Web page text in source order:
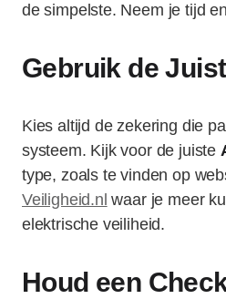
de simpelste. Neem je tijd
Gebruik de
Kies altijd de zekering die
systeem. Kijk voor de juiste
type, zoals te vinden op
Veiligheid.nl waar je meer
elektrische veiliheid.
Houd een